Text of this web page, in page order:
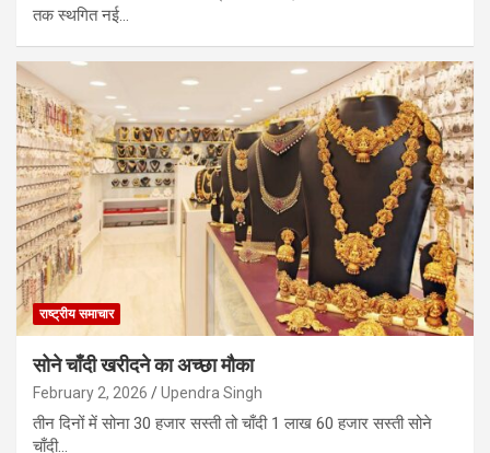
तक स्थगित नई…
राष्ट्रीय समाचार
सोने चाँदी खरीदने का अच्छा मौका
February 2, 2026 Upendra Singh
तीन दिनों में सोना 30 हजार सस्ती तो चाँदी 1 लाख 60 हजार सस्ती सोने
चाँदी…